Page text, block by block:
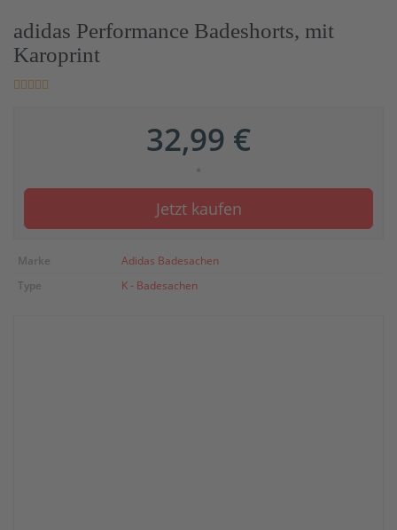
adidas Performance Badeshorts, mit
Karoprint
32,99 €
*
Jetzt kaufen
Marke
Adidas Badesachen
Type
K - Badesachen